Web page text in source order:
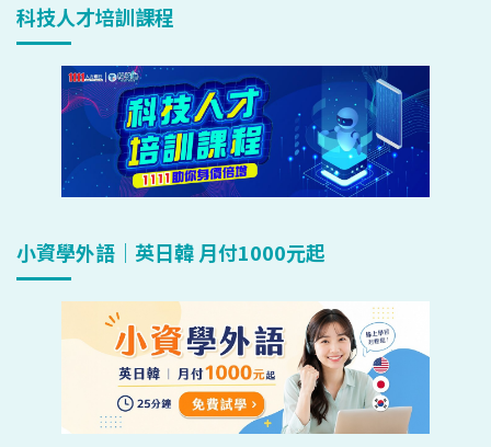
科技人才培訓課程
小資學外語｜英日韓 月付1000元起